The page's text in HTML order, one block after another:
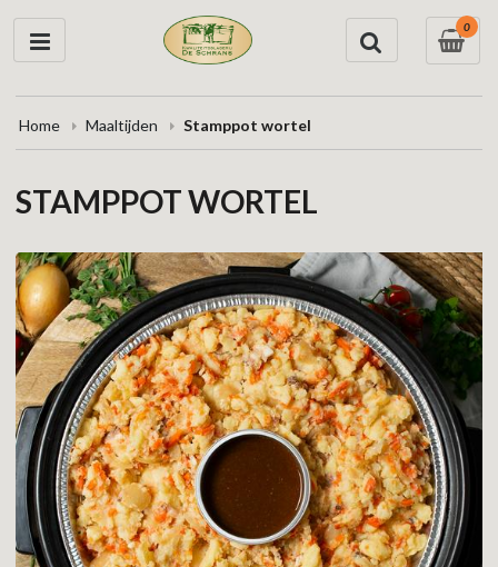
0
Home Maaltijden Stamppot wortel
STAMPPOT WORTEL